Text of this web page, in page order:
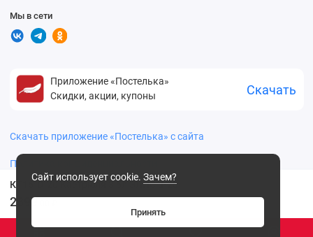
КТ16-D-20 Кастрюля 3,5л ЭЛИС d-20
2399
Сайт использует cookie. Зачем?
Принять
Мы в сети
Приложение «Постелька»
Скидки, акции, купоны
Скачать
Скачать приложение «Постелька» с сайта
Политика конфиденциальности